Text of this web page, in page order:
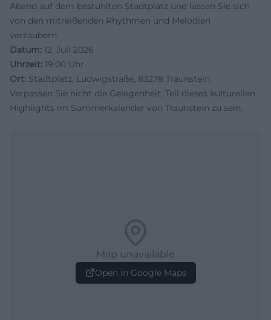
Abend auf dem bestuhlten Stadtplatz und lassen Sie sich
von den mitreißenden Rhythmen und Melodien
verzaubern.
Datum: 12. Juli 2026
Uhrzeit: 19:00 Uhr
Ort: Stadtplatz, Ludwigstraße, 83278 Traunstein
Verpassen Sie nicht die Gelegenheit, Teil dieses kulturellen
Highlights im Sommerkalender von Traunstein zu sein.
Map unavailable
Open in Google Maps